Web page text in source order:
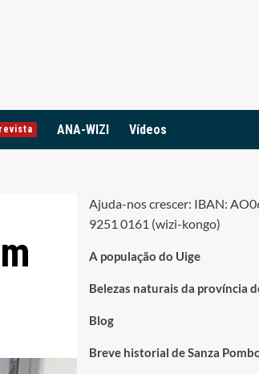
ANA-WIZI Vídeos
Ajuda-nos crescer: IBAN:
9251 0161 (wizi-kongo)
A população do Uige
Belezas naturais da província
Blog
Breve historial de Sanza